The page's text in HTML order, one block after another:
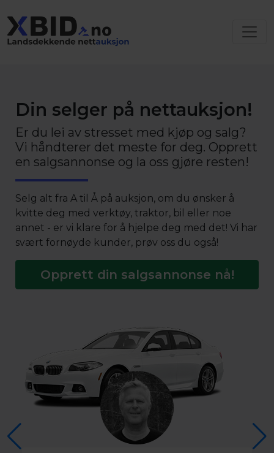
Din selger på nettauksjon!
Er du lei av stresset med kjøp og salg?
Vi håndterer det meste for deg. Opprett
en salgsannonse og la oss gjøre resten!
Selg alt fra A til Å på auksjon, om du ønsker å
kvitte deg med verktøy, traktor, bil eller noe
annet - er vi klare for å hjelpe deg med det! Vi har
svært fornøyde kunder, prøv oss du også!
Opprett din salgsannonse nå!